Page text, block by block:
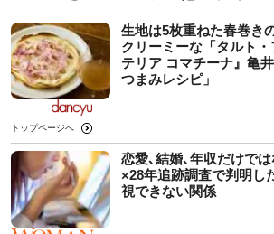
生地は5枚重ねた春巻き
クリーミーな「タルト
テリア コマチーナ』亀
つまみレシピ」
トップページへ
恋愛､結婚､年収だけで
×28年追跡調査で判明し
視できない関係